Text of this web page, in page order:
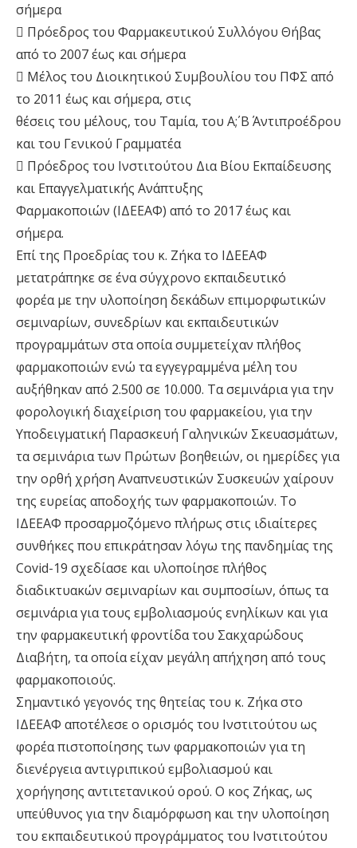
σήμερα
 Πρόεδρος του Φαρμακευτικού Συλλόγου Θήβας
από το 2007 έως και σήμερα
 Μέλος του Διοικητικού Συμβουλίου του ΠΦΣ από
το 2011 έως και σήμερα, στις
θέσεις του μέλους, του Ταμία, του Α΄; Β΄ Αντιπροέδρου
και του Γενικού Γραμματέα
 Πρόεδρος του Ινστιτούτου Δια Βίου Εκπαίδευσης
και Επαγγελματικής Ανάπτυξης
Φαρμακοποιών (ΙΔΕΕΑΦ) από το 2017 έως και
σήμερα.
Επί της Προεδρίας του κ. Ζήκα το ΙΔΕΕΑΦ
μετατράπηκε σε ένα σύγχρονο εκπαιδευτικό
φορέα με την υλοποίηση δεκάδων επιμορφωτικών
σεμιναρίων, συνεδρίων και εκπαιδευτικών
προγραμμάτων στα οποία συμμετείχαν πλήθος
φαρμακοποιών ενώ τα εγγεγραμμένα μέλη του
αυξήθηκαν από 2.500 σε 10.000. Τα σεμινάρια για την
φορολογική διαχείριση του φαρμακείου, για την
Υποδειγματική Παρασκευή Γαληνικών Σκευασμάτων,
τα σεμινάρια των Πρώτων βοηθειών, οι ημερίδες για
την ορθή χρήση Αναπνευστικών Συσκευών χαίρουν
της ευρείας αποδοχής των φαρμακοποιών. Το
ΙΔΕΕΑΦ προσαρμοζόμενο πλήρως στις ιδιαίτερες
συνθήκες που επικράτησαν λόγω της πανδημίας της
Covid-19 σχεδίασε και υλοποίησε πλήθος
διαδικτυακών σεμιναρίων και συμποσίων, όπως τα
σεμινάρια για τους εμβολιασμούς ενηλίκων και για
την φαρμακευτική φροντίδα του Σακχαρώδους
Διαβήτη, τα οποία είχαν μεγάλη απήχηση από τους
φαρμακοποιούς.
Σημαντικό γεγονός της θητείας του κ. Ζήκα στο
ΙΔΕΕΑΦ αποτέλεσε ο ορισμός του Ινστιτούτου ως
φορέα πιστοποίησης των φαρμακοποιών για τη
διενέργεια αντιγριπικού εμβολιασμού και
χορήγησης αντιτετανικού ορού. Ο κος Ζήκας, ως
υπεύθυνος για την διαμόρφωση και την υλοποίηση
του εκπαιδευτικού προγράμματος του Ινστιτούτου